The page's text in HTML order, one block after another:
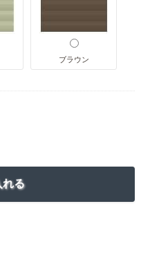
ブラウン